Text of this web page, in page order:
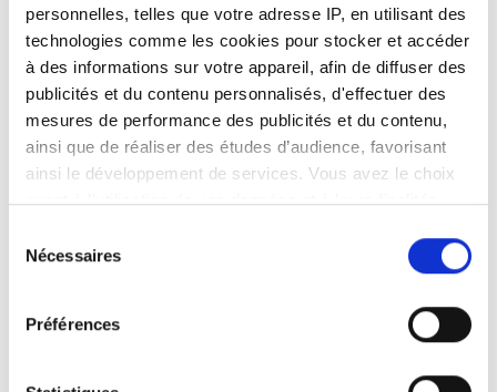
personnelles, telles que votre adresse IP, en utilisant des
technologies comme les cookies pour stocker et accéder
à des informations sur votre appareil, afin de diffuser des
publicités et du contenu personnalisés, d'effectuer des
mesures de performance des publicités et du contenu,
ainsi que de réaliser des études d’audience, favorisant
ainsi le développement de services. Vous avez le choix
quant à l'utilisation de vos données et à leurs finalités.
tout moment en consultant la Déclaration relative aux
cookies ou en cliquant sur l'icône de confidentialité.
Si vous le permettez, nous aimerions également :
Nécessaires
Préférences
Wat is bioafval?